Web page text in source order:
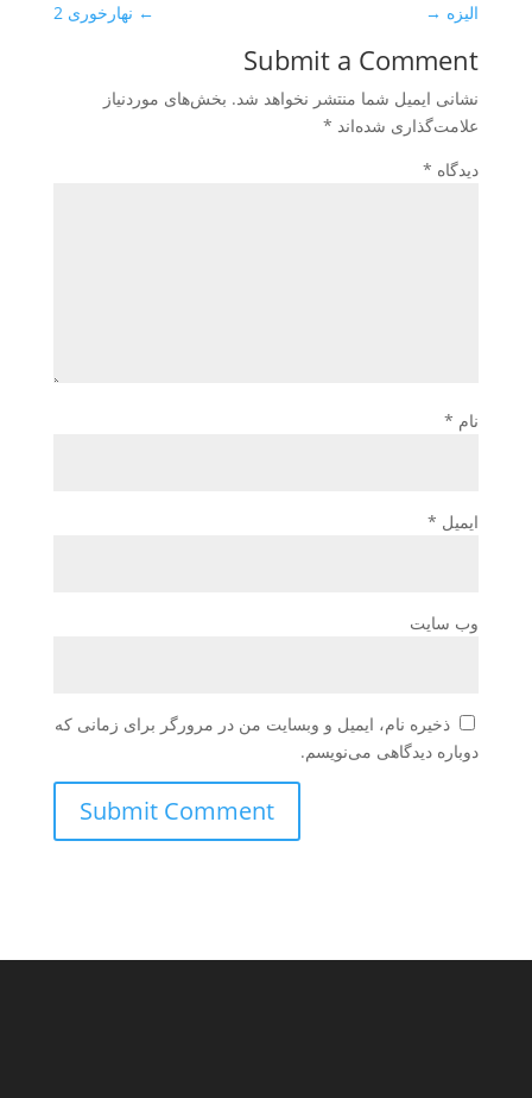
← نهارخوری 2 الیزه →
Submit a Comment
نشانی ایمیل شما منتشر نخواهد شد. بخش‌های موردنیاز
علامت‌گذاری شده‌اند *
دیدگاه *
نام *
ایمیل *
وب‌ سایت
ذخیره نام، ایمیل و وبسایت من در مرورگر برای زمانی که
دوباره دیدگاهی می‌نویسم.